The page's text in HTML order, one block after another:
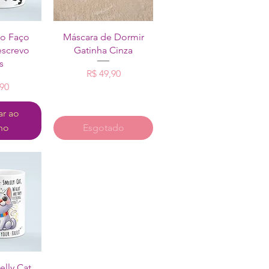
rápida
Faço
ao
Visualização rápida
Máscara de Dormir
Gatinha Cinza
Preço
R$ 49,90
Esgotado
rápida